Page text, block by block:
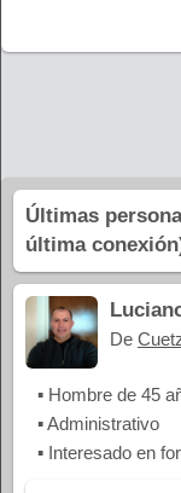
Últimas
última
De
▪ Hombre de 45
▪ Administrativo
▪ Interesado en